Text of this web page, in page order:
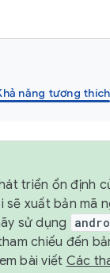
năng tương thích
triển ổn định
xuất bản mã
sử dụng
chiếu đến
bài viết Các